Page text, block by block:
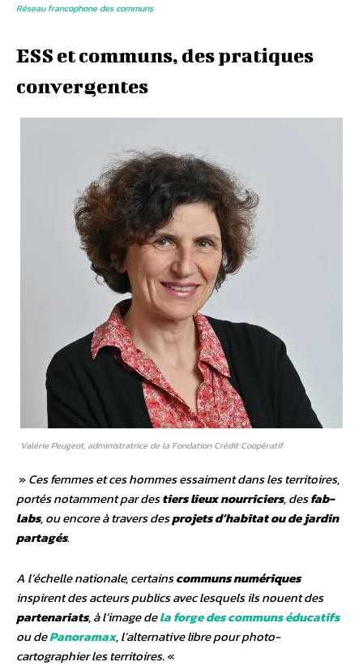
Réseau francophone des communs
ESS et communs, des pratiques
convergentes
Valérie Peugeot, administratrice de la Fondation Crédit Coopératif
»Ces femmes et ces hommes essaiment dans les territoires,
portés notamment par destiers lieux nourriciers, desfab-
labs, ou encore à travers desprojets d’habitat ou de jardin
partagés.
A l’échelle nationale, certainscommuns numériques
inspirent des acteurs publics avec lesquels ils nouent des
partenariats, à l’image dela forge des communs éducatifs
ou dePanoramax, l’alternative libre pour photo-
cartographier les territoires. «